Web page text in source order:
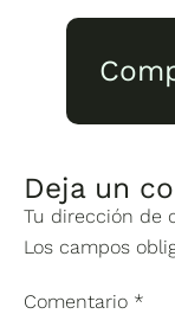
Deja un
Tu dirección de
Los campos
Comentario *